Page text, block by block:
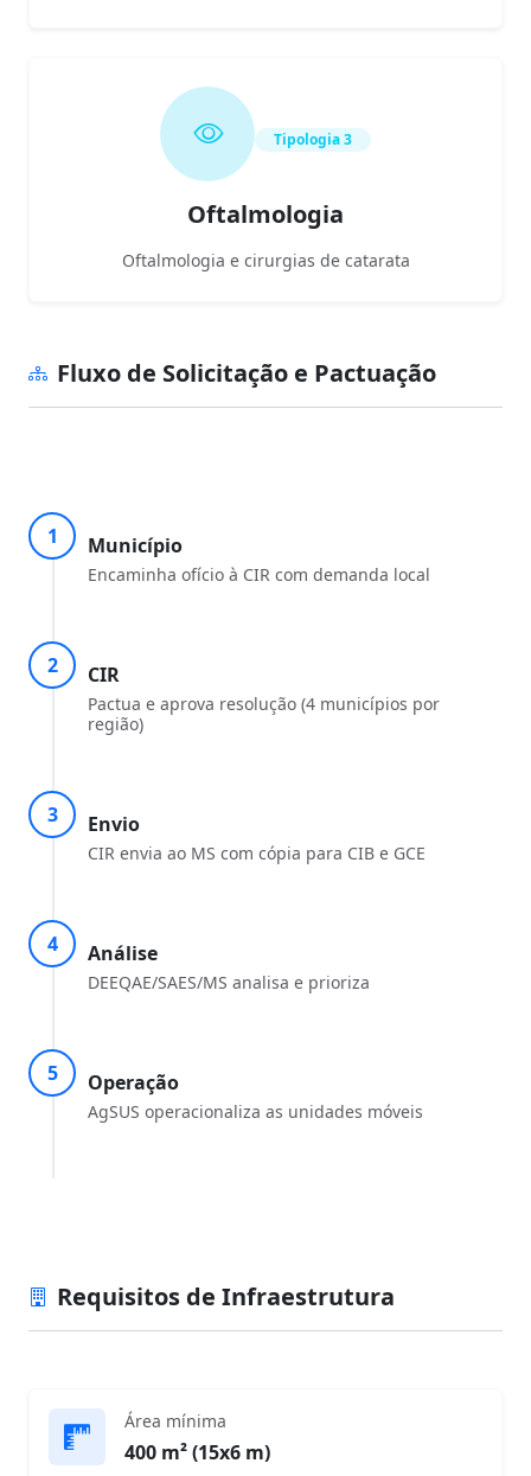
Tipologia 3
Oftalmologia
Oftalmologia e cirurgias de catarata
Fluxo de Solicitação e Pactuação
1 Município
Encaminha ofício à CIR com demanda local
2 CIR
Pactua e aprova resolução (4 municípios por
região)
3 Envio
CIR envia ao MS com cópia para CIB e GCE
4 Análise
DEEQAE/SAES/MS analisa e prioriza
5 Operação
AgSUS operacionaliza as unidades móveis
Requisitos de Infraestrutura
Área mínima
400 m² (15x6 m)